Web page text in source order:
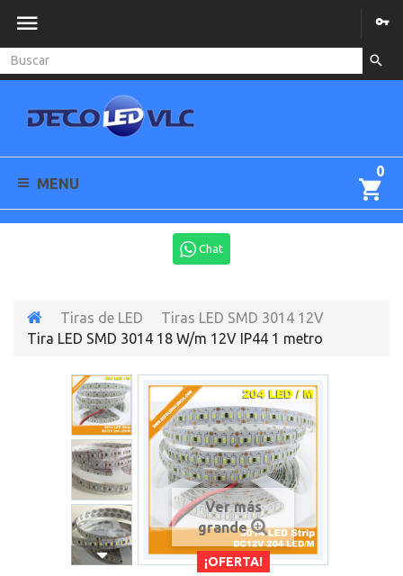
0
MENU
Chat
Tiras de LED
Tiras LED SMD 3014 12V
Tira LED SMD 3014 18 W/m 12V IP44 1 metro
¡OFERTA!
Ver más
grande